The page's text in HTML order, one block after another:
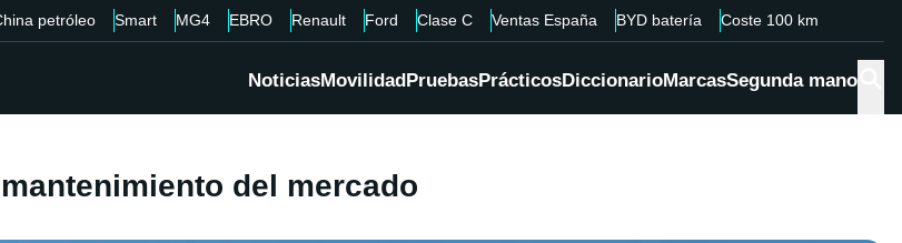
petróleo Smart MG4 EBRO Renault Ford Clase C Ventas España BYD batería Coste 100 km
NoticiasMovilidadPruebasPrácticosDiccionarioMarcasSegunda mano
del mercado